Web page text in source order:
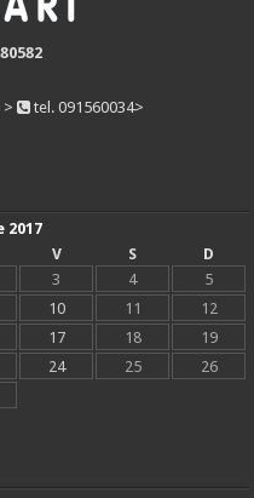
>
tel. 091560034>
2017
V S
D
3 4
5
10 11
12
17 18
19
24 25
26